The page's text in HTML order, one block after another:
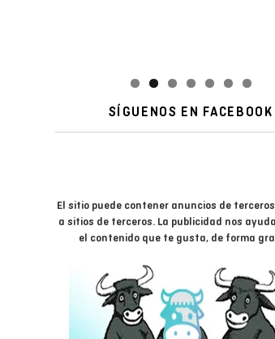
SÍGUENOS EN FACEBOOK
El sitio puede contener anuncios de
a sitios de terceros. La publicidad nos
el contenido que te gusta, de forma